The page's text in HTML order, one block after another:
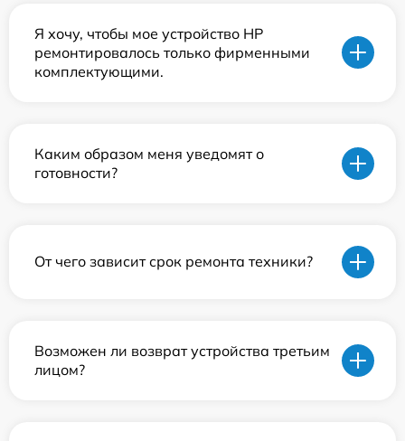
Я хочу, чтобы мое устройство HP
ремонтировалось только фирменными
комплектующими.
Каким образом меня уведомят о
готовности?
От чего зависит срок ремонта техники?
Возможен ли возврат устройства третьим
лицом?